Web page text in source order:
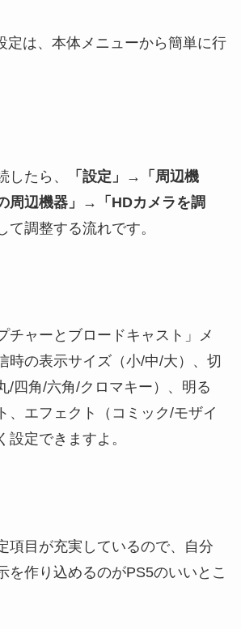
定は、本体メニューから簡単に行
したら、
「設定」→「周辺機
周辺機器」→「HDカメラを調
て調整する流れです。
チャーとブロードキャスト」メ
時の表示サイズ（小/中/大）、切
/四角/六角/クロマキー）、明る
、エフェクト（コミック/モザイ
設定できますよ。
項目が充実しているので、自分
を作り込めるのがPS5のいいとこ